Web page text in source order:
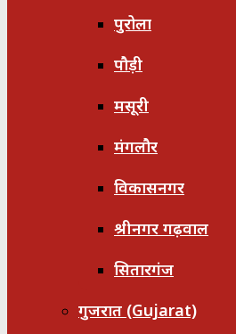
पुरोला
पौड़ी
मसूरी
मंगलौर
विकासनगर
श्रीनगर गढ़वाल
सितारगंज
गुजरात (Gujarat)